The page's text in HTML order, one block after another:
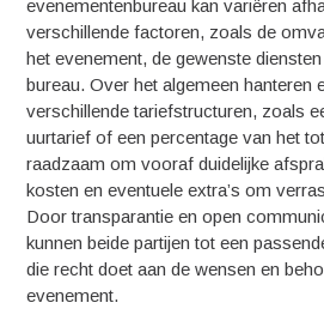
evenementenbureau kan variëren
verschillende factoren, zoals de
het evenement, de gewenste
bureau. Over het algemeen hanteren
verschillende tariefstructuren, zoals
uurtarief of een percentage van het
raadzaam om vooraf duidelijke
kosten en eventuele extra’s om
Door transparantie en open
kunnen beide partijen tot een
die recht doet aan de wensen en
evenement.